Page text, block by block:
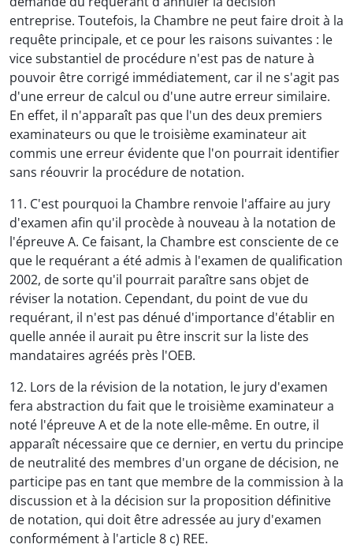
entreprise. Toutefois, la Chambre ne peut faire droit à la
requête principale, et ce pour les raisons suivantes : le
vice substantiel de procédure n'est pas de nature à
pouvoir être corrigé immédiatement, car il ne s'agit pas
d'une erreur de calcul ou d'une autre erreur similaire.
En effet, il n'apparaît pas que l'un des deux premiers
examinateurs ou que le troisième examinateur ait
commis une erreur évidente que l'on pourrait identifier
sans réouvrir la procédure de notation.
11. C'est pourquoi la Chambre renvoie l'affaire au jury
d'examen afin qu'il procède à nouveau à la notation de
l'épreuve A. Ce faisant, la Chambre est consciente de ce
que le requérant a été admis à l'examen de qualification
2002, de sorte qu'il pourrait paraître sans objet de
réviser la notation. Cependant, du point de vue du
requérant, il n'est pas dénué d'importance d'établir en
quelle année il aurait pu être inscrit sur la liste des
mandataires agréés près l'OEB.
12. Lors de la révision de la notation, le jury d'examen
fera abstraction du fait que le troisième examinateur a
noté l'épreuve A et de la note elle-même. En outre, il
apparaît nécessaire que ce dernier, en vertu du principe
de neutralité des membres d'un organe de décision, ne
participe pas en tant que membre de la commission à la
discussion et à la décision sur la proposition définitive
de notation, qui doit être adressée au jury d'examen
conformément à l'article 8 c) REE.